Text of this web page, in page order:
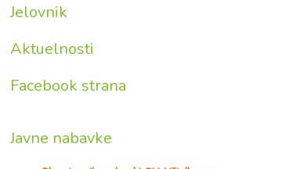
Jelovnik
Aktuelnosti
Facebook strana
Javne nabavke